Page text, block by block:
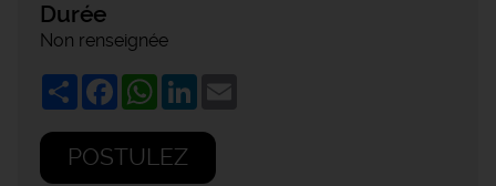
Durée
Non renseignée
ShareFacebookWhatsApp
LinkedIn
POSTULEZ